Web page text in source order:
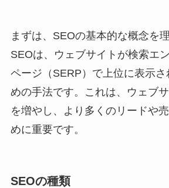
まずは、SEOの基本的な概念を
SEOは、ウェブサイトが検索エ
ページ（SERP）で上位に表示
めの手法です。これは、ウェブ
を増やし、より多くのリードや
めに重要です。
SEOの種類